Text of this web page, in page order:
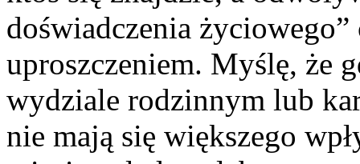
doświadczenia
uproszczeniem. Myślę, że
wydziale rodzinnym lub
nie mają się większego